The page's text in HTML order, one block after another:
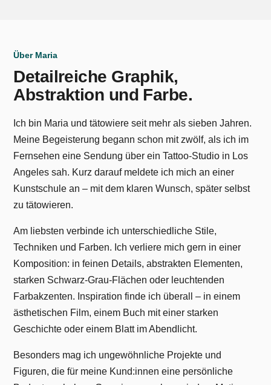
Über Maria
Detailreiche Graphik,
Abstraktion und Farbe.
Ich bin Maria und tätowiere seit mehr als sieben Jahren.
Meine Begeisterung begann schon mit zwölf, als ich im
Fernsehen eine Sendung über ein Tattoo-Studio in Los
Angeles sah. Kurz darauf meldete ich mich an einer
Kunstschule an – mit dem klaren Wunsch, später selbst
zu tätowieren.
Am liebsten verbinde ich unterschiedliche Stile,
Techniken und Farben. Ich verliere mich gern in einer
Komposition: in feinen Details, abstrakten Elementen,
starken Schwarz-Grau-Flächen oder leuchtenden
Farbakzenten. Inspiration finde ich überall – in einem
ästhetischen Film, einem Buch mit einer starken
Geschichte oder einem Blatt im Abendlicht.
Besonders mag ich ungewöhnliche Projekte und
Figuren, die für meine Kund:innen eine persönliche